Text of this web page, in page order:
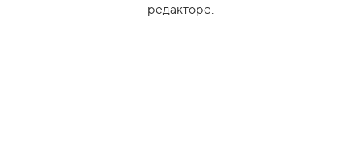
редакторе.